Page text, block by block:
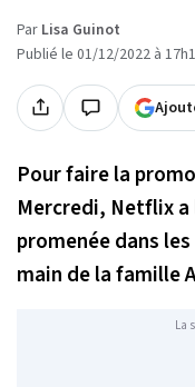
Par Lisa Guinot
Publié le 01/12/2022 à
Pour faire la
Mercredi, Netflix a
promenée dans
main de la famille
La